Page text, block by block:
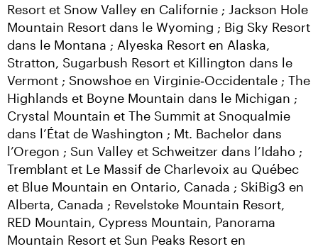
Resort et Snow Valley en Californie ; Jackson Hole
Mountain Resort dans le Wyoming ; Big Sky Resort
dans le Montana ; Alyeska Resort en Alaska,
Stratton, Sugarbush Resort et Killington dans le
Vermont ; Snowshoe en Virginie‑Occidentale ; The
Highlands et Boyne Mountain dans le Michigan ;
Crystal Mountain et The Summit at Snoqualmie
dans l’État de Washington ; Mt. Bachelor dans
l’Oregon ; Sun Valley et Schweitzer dans l’Idaho ;
Tremblant et Le Massif de Charlevoix au Québec
et Blue Mountain en Ontario, Canada ; SkiBig3 en
Alberta, Canada ; Revelstoke Mountain Resort,
RED Mountain, Cypress Mountain, Panorama
Mountain Resort et Sun Peaks Resort en